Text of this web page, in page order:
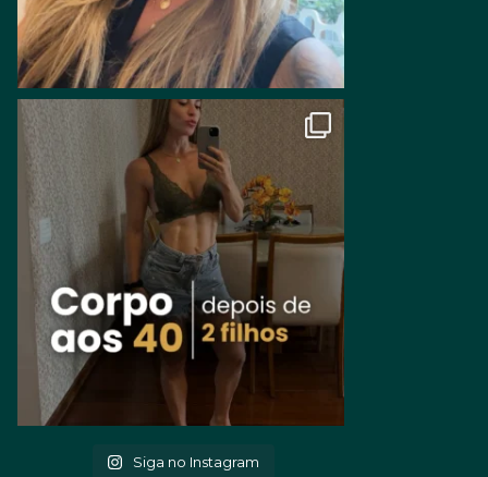
Siga no Instagram